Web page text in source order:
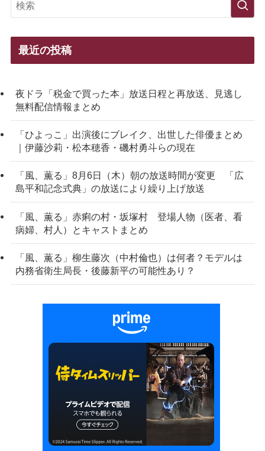
最近の投稿
夜ドラ「税金で買った本」放送日程と再放送、見逃し
無料配信情報まとめ
「ひよっこ」出演後にブレイク、出世した俳優まとめ
｜伊藤沙莉・松本穂香・磯村勇斗らの現在
「風、薫る」8月6日（木）朝の放送時間が変更 「広
島平和記念式典」の放送により繰り上げ放送
「風、薫る」赤痢の村・坂塚村 登場人物（医者、看
病婦、村人）とキャストまとめ
「風、薫る」柳生藤次（中村倫也）は何者？モデルは
内務省衛生局長・後藤新平の可能性あり？